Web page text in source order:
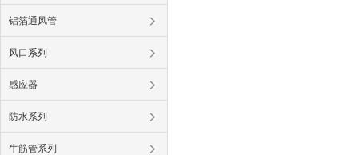
铝箔通风管
风口系列
感应器
防水系列
牛筋管系列